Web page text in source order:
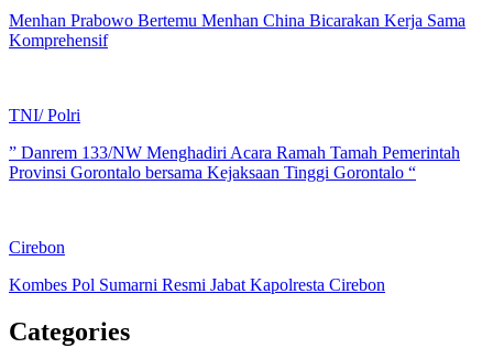
Menhan Prabowo Bertemu Menhan China Bicarakan Kerja Sama
Komprehensif
TNI/ Polri
” Danrem 133/NW Menghadiri Acara Ramah Tamah Pemerintah
Provinsi Gorontalo bersama Kejaksaan Tinggi Gorontalo “
Cirebon
Kombes Pol Sumarni Resmi Jabat Kapolresta Cirebon
Categories